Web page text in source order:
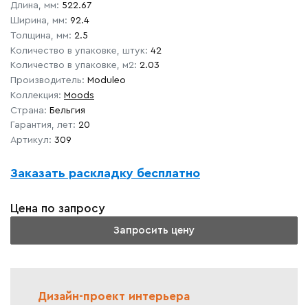
Длина, мм: 522.67
Ширина, мм: 92.4
Толщина, мм: 2.5
Количество в упаковке, штук: 42
Количество в упаковке, м2: 2.03
Производитель: Moduleo
Коллекция: Moods
Страна: Бельгия
Гарантия, лет: 20
Артикул: 309
Заказать раскладку бесплатно
Цена по запросу
Запросить цену
Дизайн-проект интерьера